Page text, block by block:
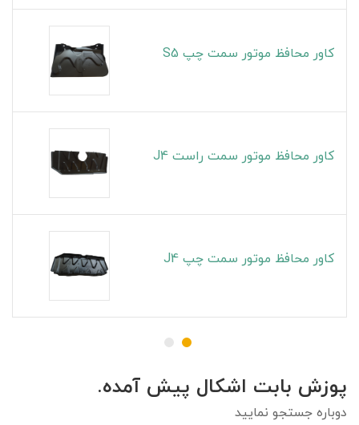
کاور محافظ موتور سمت چپ S5
کاور محافظ موتور سمت راست J4
کاور محافظ موتور سمت چپ J4
پوزش بابت اشکال پیش آمده.
دوباره جستجو نمایید